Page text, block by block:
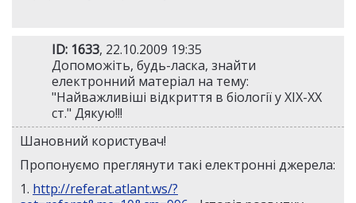
ID: 1633, 22.10.2009 19:35
Допоможіть, будь-ласка, знайти
електронний матеріал на тему:
"Найважливіші відкриття в біології у XIX-XX
ст." Дякую!!!
Шановний користувач!
Пропонуємо преглянути такі електронні джерела:
1. http://referat.atlant.ws/?